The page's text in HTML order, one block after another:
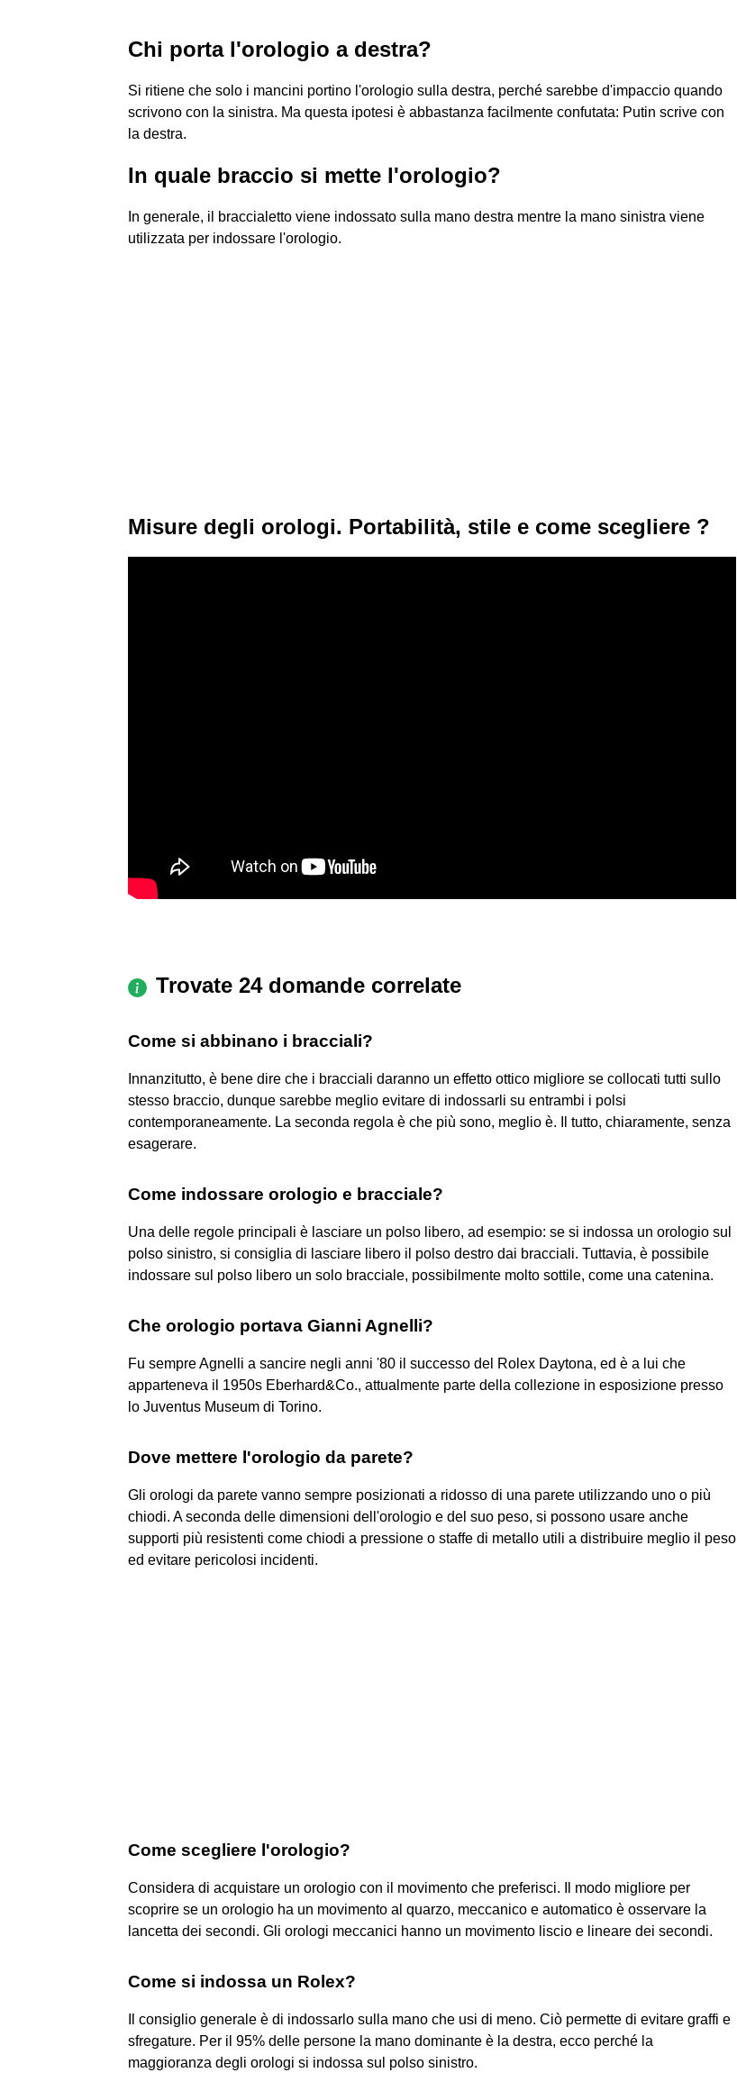
Chi porta l'orologio a destra?
Si ritiene che solo i mancini portino l'orologio sulla destra, perché sarebbe d'impaccio quando
scrivono con la sinistra. Ma questa ipotesi è abbastanza facilmente confutata: Putin scrive con
la destra.
In quale braccio si mette l'orologio?
In generale, il braccialetto viene indossato sulla mano destra mentre la mano sinistra viene
utilizzata per indossare l'orologio.
Misure degli orologi. Portabilità, stile e come scegliere ?
Trovate 24 domande correlate
Come si abbinano i bracciali?
Innanzitutto, è bene dire che i bracciali daranno un effetto ottico migliore se collocati tutti sullo
stesso braccio, dunque sarebbe meglio evitare di indossarli su entrambi i polsi
contemporaneamente. La seconda regola è che più sono, meglio è. Il tutto, chiaramente, senza
esagerare.
Come indossare orologio e bracciale?
Una delle regole principali è lasciare un polso libero, ad esempio: se si indossa un orologio sul
polso sinistro, si consiglia di lasciare libero il polso destro dai bracciali. Tuttavia, è possibile
indossare sul polso libero un solo bracciale, possibilmente molto sottile, come una catenina.
Che orologio portava Gianni Agnelli?
Fu sempre Agnelli a sancire negli anni '80 il successo del Rolex Daytona, ed è a lui che
apparteneva il 1950s Eberhard&Co., attualmente parte della collezione in esposizione presso
lo Juventus Museum di Torino.
Dove mettere l'orologio da parete?
Gli orologi da parete vanno sempre posizionati a ridosso di una parete utilizzando uno o più
chiodi. A seconda delle dimensioni dell'orologio e del suo peso, si possono usare anche
supporti più resistenti come chiodi a pressione o staffe di metallo utili a distribuire meglio il peso
ed evitare pericolosi incidenti.
Come scegliere l'orologio?
Considera di acquistare un orologio con il movimento che preferisci. Il modo migliore per
scoprire se un orologio ha un movimento al quarzo, meccanico e automatico è osservare la
lancetta dei secondi. Gli orologi meccanici hanno un movimento liscio e lineare dei secondi.
Come si indossa un Rolex?
Il consiglio generale è di indossarlo sulla mano che usi di meno. Ciò permette di evitare graffi e
sfregature. Per il 95% delle persone la mano dominante è la destra, ecco perché la
maggioranza degli orologi si indossa sul polso sinistro.